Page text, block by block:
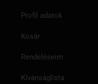
Profil adatok
Kosár
Rendeléseim
Kívánságlista